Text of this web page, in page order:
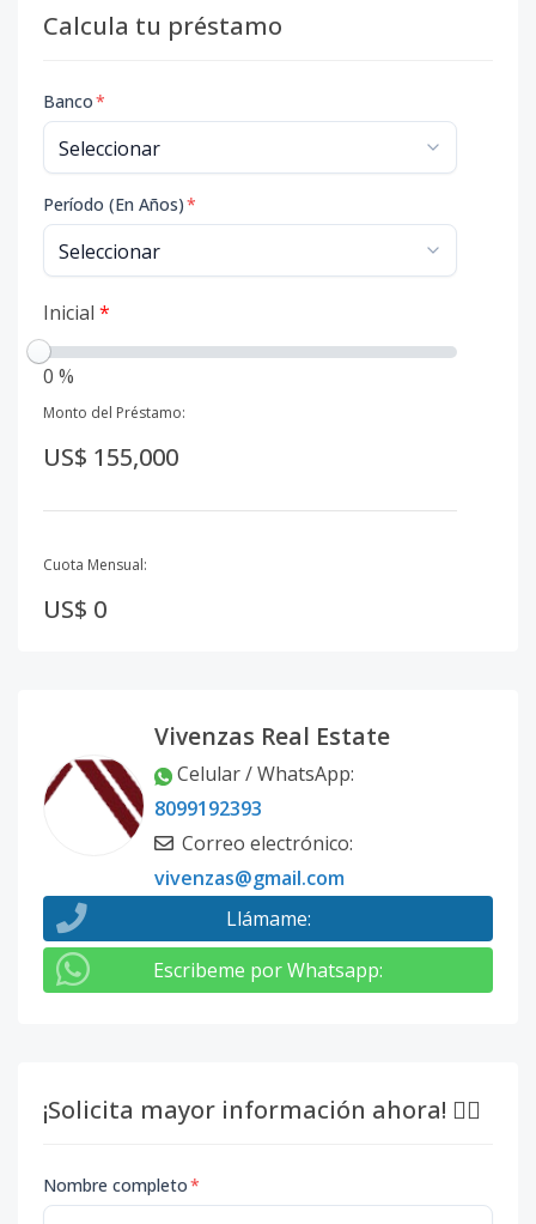
Calcula tu préstamo
Banco*
Período (En Años)*
Inicial *
0 %
Monto del Préstamo:
US$ 155,000
Cuota Mensual:
US$ 0
Vivenzas Real Estate
Celular / WhatsApp:
8099192393
Correo electrónico:
vivenzas@gmail.com
Llámame:
Escribeme por Whatsapp:
¡Solicita mayor información ahora! 👇🏽
Nombre completo*